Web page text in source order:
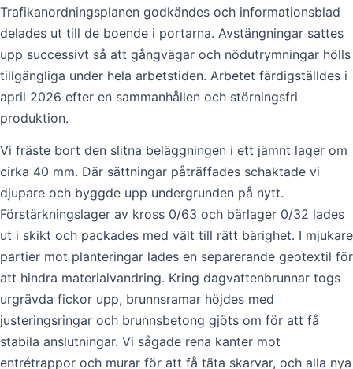
Trafikanordningsplanen godkändes och informationsblad
delades ut till de boende i portarna. Avstängningar sattes
upp successivt så att gångvägar och nödutrymningar hölls
tillgängliga under hela arbetstiden. Arbetet färdigställdes i
april 2026 efter en sammanhållen och störningsfri
produktion.
Vi fräste bort den slitna beläggningen i ett jämnt lager om
cirka 40 mm. Där sättningar påträffades schaktade vi
djupare och byggde upp undergrunden på nytt.
Förstärkningslager av kross 0/63 och bärlager 0/32 lades
ut i skikt och packades med vält till rätt bärighet. I mjukare
partier mot planteringar lades en separerande geotextil för
att hindra materialvandring. Kring dagvattenbrunnar togs
urgrävda fickor upp, brunnsramar höjdes med
justeringsringar och brunnsbetong gjöts om för att få
stabila anslutningar. Vi sågade rena kanter mot
entrétrappor och murar för att få täta skarvar, och alla nya